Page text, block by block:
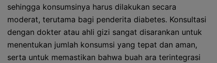
sehingga konsumsinya harus dilakukan secara
moderat, terutama bagi penderita diabetes. Konsultasi
dengan dokter atau ahli gizi sangat disarankan untuk
menentukan jumlah konsumsi yang tepat dan aman,
serta untuk memastikan bahwa buah ara terintegrasi